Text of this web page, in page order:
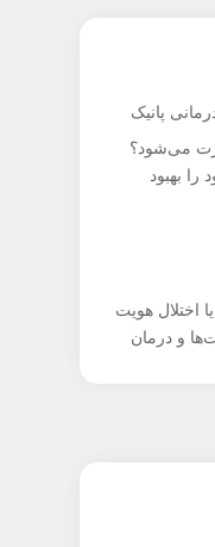
پانیک
می‌شود؟
را بهبود
اختلال هویت
و درمان